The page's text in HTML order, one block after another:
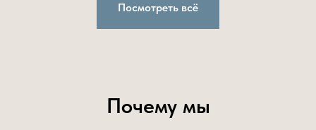
Посмотреть всё
Почему мы